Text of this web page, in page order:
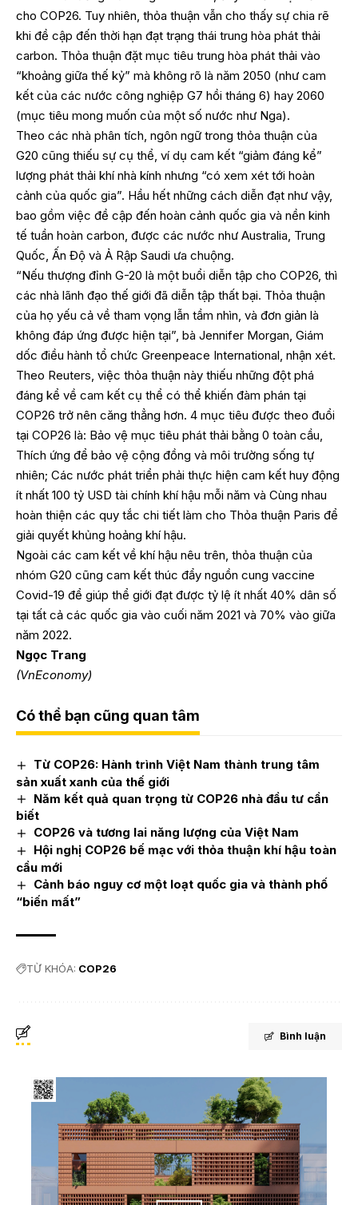
cho COP26. Tuy nhiên, thỏa thuận vẫn cho thấy sự chia rẽ
khi đề cập đến thời hạn đạt trạng thái trung hòa phát thải
carbon. Thỏa thuận đặt mục tiêu trung hòa phát thải vào
“khoảng giữa thế kỷ” mà không rõ là năm 2050 (như cam
kết của các nước công nghiệp G7 hồi tháng 6) hay 2060
(mục tiêu mong muốn của một số nước như Nga).
Theo các nhà phân tích, ngôn ngữ trong thỏa thuận của
G20 cũng thiếu sự cụ thể, ví dụ cam kết “giảm đáng kể”
lượng phát thải khí nhà kính nhưng “có xem xét tới hoàn
cảnh của quốc gia”. Hầu hết những cách diễn đạt như vậy,
bao gồm việc đề cập đến hoàn cảnh quốc gia và nền kinh
tế tuần hoàn carbon, được các nước như Australia, Trung
Quốc, Ấn Độ và Ả Rập Saudi ưa chuộng.
“Nếu thượng đỉnh G-20 là một buổi diễn tập cho COP26, thì
các nhà lãnh đạo thế giới đã diễn tập thất bại. Thỏa thuận
của họ yếu cả về tham vọng lẫn tầm nhìn, và đơn giản là
không đáp ứng được hiện tại”, bà Jennifer Morgan, Giám
dốc điều hành tổ chức Greenpeace International, nhận xét.
Theo Reuters, việc thỏa thuận này thiếu những đột phá
đáng kể về cam kết cụ thể có thể khiến đàm phán tại
COP26 trở nên căng thẳng hơn. 4 mục tiêu được theo đuổi
tại COP26 là: Bảo vệ mục tiêu phát thải bằng 0 toàn cầu,
Thích ứng để bảo vệ cộng đồng và môi trường sống tự
nhiên; Các nước phát triển phải thực hiện cam kết huy động
ít nhất 100 tỷ USD tài chính khí hậu mỗi năm và Cùng nhau
hoàn thiện các quy tắc chi tiết làm cho Thỏa thuận Paris để
giải quyết khủng hoảng khí hậu.
Ngoài các cam kết về khí hậu nêu trên, thỏa thuận của
nhóm G20 cũng cam kết thúc đẩy nguồn cung vaccine
Covid-19 để giúp thể giới đạt được tỷ lệ ít nhất 40% dân số
tại tất cả các quốc gia vào cuối năm 2021 và 70% vào giữa
năm 2022.
Ngọc Trang
(VnEconomy)
Có thể bạn cũng quan tâm
Từ COP26: Hành trình Việt Nam thành trung tâm
sản xuất xanh của thế giới
Năm kết quả quan trọng từ COP26 nhà đầu tư cần
biết
COP26 và tương lai năng lượng của Việt Nam
Hội nghị COP26 bế mạc với thỏa thuận khí hậu toàn
cầu mới
Cảnh báo nguy cơ một loạt quốc gia và thành phố
“biến mất”
TỪ KHÓA: COP26
Bình luận